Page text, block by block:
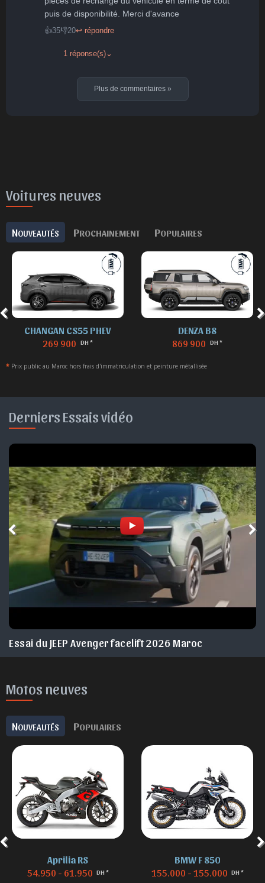
puis de disponibilité. Merci d'avance
👍35👎20↩ répondre
1 réponse(s) ⌄
Plus de commentaires »
Voitures neuves
NOUVEAUTÉS PROCHAINEMENT POPULAIRES
CHANGAN CS55 PHEV
269 900 DH *
DENZA B8
869 900 DH *
* Prix public au Maroc hors frais d'immatriculation et peinture métallisée
Derniers Essais vidéo
Essai du JEEP Avenger facelift 2026 Maroc
Motos neuves
NOUVEAUTÉS POPULAIRES
Aprilia RS
54.950 - 61.950 DH *
BMW F 850
155.000 - 155.000 DH *